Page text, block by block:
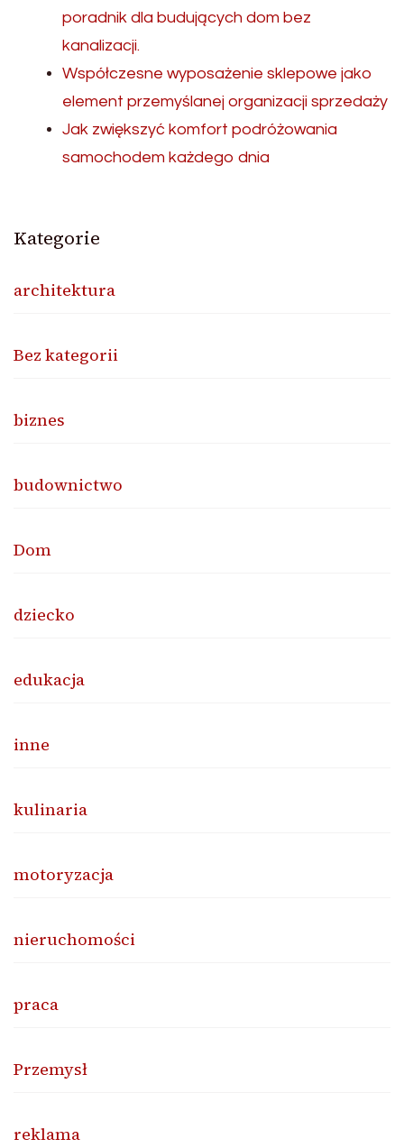
poradnik dla budujących dom bez
kanalizacji.
Współczesne wyposażenie sklepowe jako
element przemyślanej organizacji sprzedaży
Jak zwiększyć komfort podróżowania
samochodem każdego dnia
Kategorie
architektura
Bez kategorii
biznes
budownictwo
Dom
dziecko
edukacja
inne
kulinaria
motoryzacja
nieruchomości
praca
Przemysł
reklama